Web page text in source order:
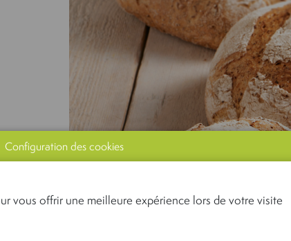
Configuration des cookies
vous offrir une meilleure expérience lors de votre visite